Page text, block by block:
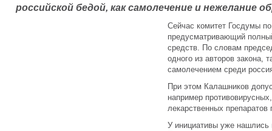
российской бедой, как самолечение и нежелание
Сейчас комитет Госдумы по
предусматривающий
средств. По словам
одного из авторов закона,
самолечением среди
При этом Калашников
например
лекарственных препаратов
У инициативы уже нашлись